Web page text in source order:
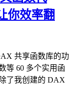
你效率翻
共享函数库的功
等 60 多个实用函
了我创建的 DAX